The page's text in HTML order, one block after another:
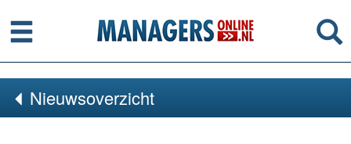
Menu
Nieuwsoverzicht